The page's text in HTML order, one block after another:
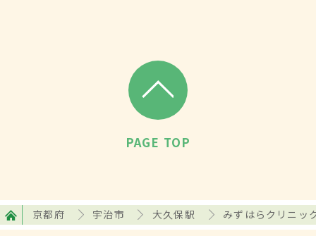
PAGE TOP
京都府 宇治市 大久保駅 みずはらクリニッ